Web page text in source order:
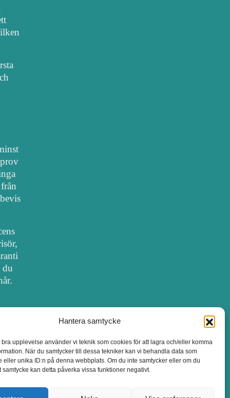
Hantera samtycke
bra upplevelse använder vi teknik som cookies för att lagra och/eller komma
När du samtycker till dessa tekniker kan vi behandla data som
eller unika ID:n på denna webbplats. Om du inte samtycker eller om du
samtycke kan detta påverka vissa funktioner negativt.